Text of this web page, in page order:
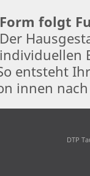
Form folgt
Der
individuellen
entsteht
innen
DTP